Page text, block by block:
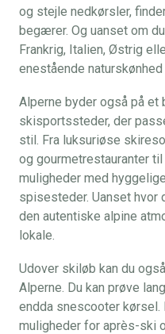
og stejle nedkørsler,
begærer. Og uanset om
Frankrig, Italien, Østrig
enestående
Alperne byder også på et
skisportssteder, der
stil. Fra luksuriøse
og gourmetrestauranter
muligheder med
spisesteder. Uanset hvor
den autentiske alpine
lokale.
Udover skiløb kan du
Alperne. Du kan prøve
endda snescooter
muligheder for après-ski